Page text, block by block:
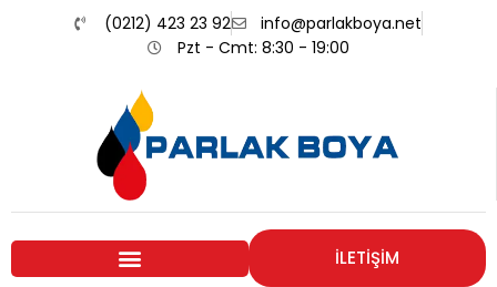
(0212) 423 23 92
info@parlakboya.net
Pzt - Cmt: 8:30 - 19:00
İLETİŞİM